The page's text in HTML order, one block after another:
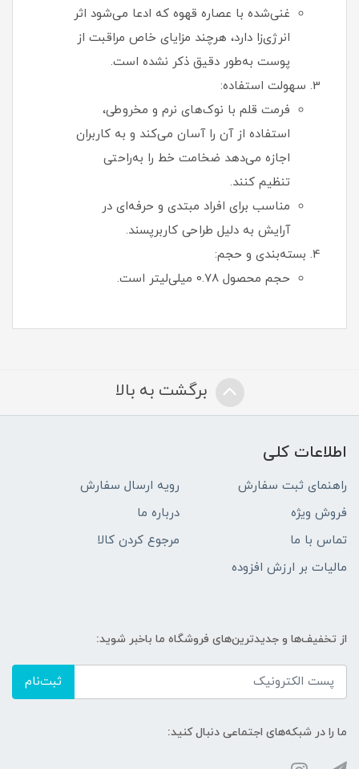
غنی‌شده با عصاره قهوه که ادعا می‌شود اثر
انرژی‌زا دارد، هرچند مزایای خاص مراقبت از
پوست به‌طور دقیق ذکر نشده است.
سهولت استفاده:
فرمت قلم با نوک‌های نرم و مخروطی،
استفاده از آن را آسان می‌کند و به کاربران
اجازه می‌دهد ضخامت خط را به‌راحتی
تنظیم کنند.
مناسب برای افراد مبتدی و حرفه‌ای در
آرایش به دلیل طراحی کاربرپسند.
بسته‌بندی و حجم:
حجم محصول 0.78 میلی‌لیتر است.
برگشت به بالا
اطلاعات کلی
راهنمای ثبت سفارش
رویه ارسال سفارش
فروش ویژه
درباره ما
تماس با ما
مرجوع کردن کالا
مالیات بر ارزش افزوده
از تخفیف‌ها و جدیدترین‌های فروشگاه ما باخبر شوید:
ثبت‌نام
ما را در شبکه‌های اجتماعی دنبال کنید: